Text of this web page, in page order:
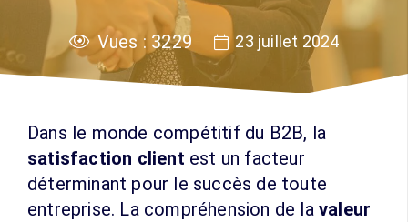
Vues : 3229 23 juillet 2024
Dans le monde compétitif du B2B, la
satisfaction client est un facteur
déterminant pour le succès de toute
entreprise. La compréhension de lavaleur